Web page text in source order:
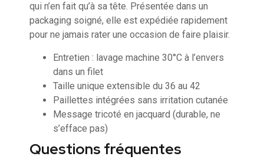
qui n’en fait qu’à sa tête. Présentée dans un
packaging soigné, elle est expédiée rapidement
pour ne jamais rater une occasion de faire plaisir.
Entretien : lavage machine 30°C à l’envers
dans un filet
Taille unique extensible du 36 au 42
Paillettes intégrées sans irritation cutanée
Message tricoté en jacquard (durable, ne
s’efface pas)
Questions fréquentes